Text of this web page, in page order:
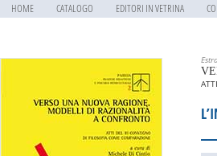
HOME CATALOGO EDITORI IN VETRINA